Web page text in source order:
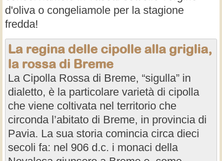
d'oliva o congeliamole per la stagione
fredda!
La regina delle cipolle alla griglia,
la rossa di Breme
La Cipolla Rossa di Breme, “sigulla” in
dialetto, è la particolare varietà di cipolla
che viene coltivata nel territorio che
circonda l’abitato di Breme, in provincia di
Pavia. La sua storia comincia circa dieci
secoli fa: nel 906 d.c. i monaci della